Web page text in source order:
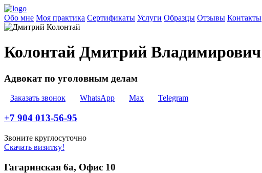
Обо мне Моя практика Сертификаты Услуги Образцы Отзывы Контакты
Колонтай Дмитрий Владимирович
Адвокат по уголовным делам
Заказать звонок WhatsApp Max Telegram
+7 904 013-56-95
Звоните круглосуточно
Скачать визитку!
Гагаринская 6а, Офис 10